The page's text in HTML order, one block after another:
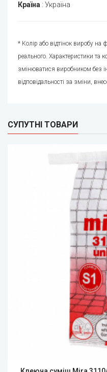
Країна : Україна
* Колір або відтінок виробу на
реального. Характеристики та
змінюватися виробником без
відповідальності за зміни,
СУПУТНІ ТОВАРИ